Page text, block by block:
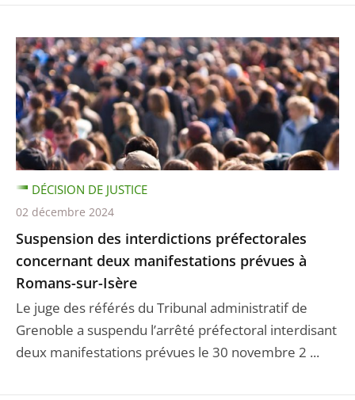
Suspension des interdictions préfectorales
concernant deux manifestations prévues à
Romans-sur-Isère
Le juge des référés du Tribunal administratif de
Grenoble a suspendu l’arrêté préfectoral interdisant
deux manifestations prévues le 30 novembre 2 ...
DÉCISION DE JUSTICE
02 décembre 2024